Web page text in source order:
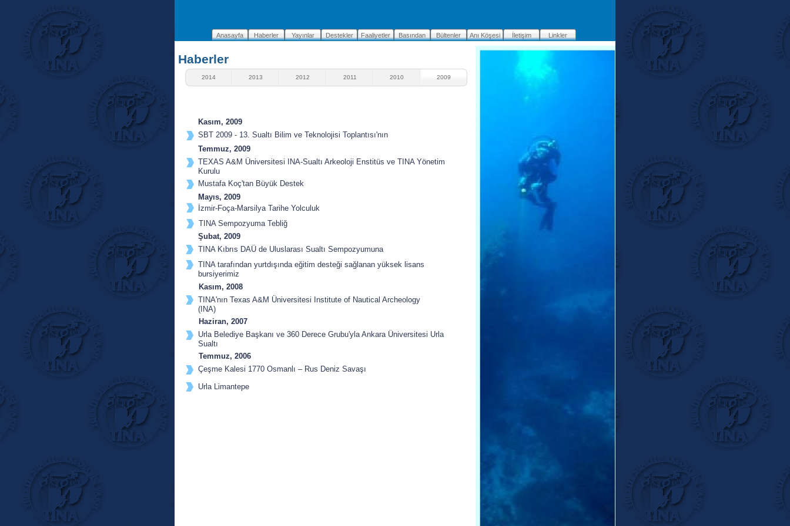
Anasayfa Haberler Yayınlar Destekler Faaliyetler Basından Bültenler Anı Köşesi İletişim Linkler
SBT 2009 - 13. Sualtı Bilim ve Teknolojisi Toplantısı'nın
ardından...
Kasım, 2009
TEXAS A&M Üniversitesi INA-Sualtı Arkeoloji Enstitüs ve TINA Yönetim
Kurulu
üyeleri Biraraya Geldi
Temmuz, 2009
Mustafa Koç'tan Büyük Destek
TINA Sempozyuma Tebliğ
Sundu,
Mayıs, 2009
TINA Kıbrıs DAÜ de Uluslarası Sualtı Sempozyumuna
Şubat, 2009
TINA tarafından yurtdışında eğitim desteği sağlanan yüksek lisans
bursiyerimiz
Ayşe Devrim Atauz'un yeni yayınlanan kitabı,
TINA'nın Texas A&M Üniversitesi Institute of Nautical Archeology
(INA)
Yönetiminde 3 kişi ile temsili INA Yönetimince tescil edildi,
Kasım, 2008
Urla Belediye Başkanı ve 360 Derece Grubu'yla Ankara Üniversitesi Urla
Sualtı
Araştırma Merkezi Müşterek Toplantısı,
Haziran, 2007
Çeşme Kalesi 1770 Osmanlı – Rus Deniz Savaşı
Temmuz, 2006
Urla Limantepe
İzmir-Foça-Marsilya Tarihe Yolculuk
Haberler
2014 2013 2012 2011 2010 2009